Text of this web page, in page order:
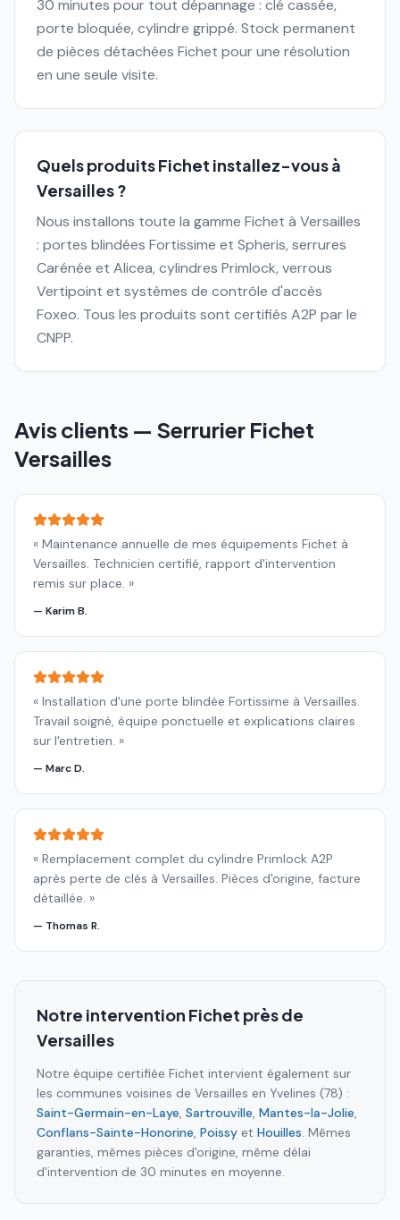
30 minutes pour tout dépannage : clé cassée,
porte bloquée, cylindre grippé. Stock permanent
de pièces détachées Fichet pour une résolution
en une seule visite.
Quels produits Fichet installez-vous à
Versailles ?
Nous installons toute la gamme Fichet à Versailles
: portes blindées Fortissime et Spheris, serrures
Carénée et Alicea, cylindres Primlock, verrous
Vertipoint et systèmes de contrôle d'accès
Foxeo. Tous les produits sont certifiés A2P par le
CNPP.
Avis clients — Serrurier Fichet
Versailles
« Maintenance annuelle de mes équipements Fichet à
Versailles. Technicien certifié, rapport d'intervention
remis sur place. »
— Karim B.
« Installation d'une porte blindée Fortissime à Versailles.
Travail soigné, équipe ponctuelle et explications claires
sur l'entretien. »
— Marc D.
« Remplacement complet du cylindre Primlock A2P
après perte de clés à Versailles. Pièces d'origine, facture
détaillée. »
— Thomas R.
Notre intervention Fichet près de
Versailles
Notre équipe certifiée Fichet intervient également sur
les communes voisines de Versailles en Yvelines (78) :
Saint-Germain-en-Laye, Sartrouville, Mantes-la-Jolie,
Conflans-Sainte-Honorine, Poissy et Houilles. Mêmes
garanties, mêmes pièces d'origine, même délai
d'intervention de 30 minutes en moyenne.